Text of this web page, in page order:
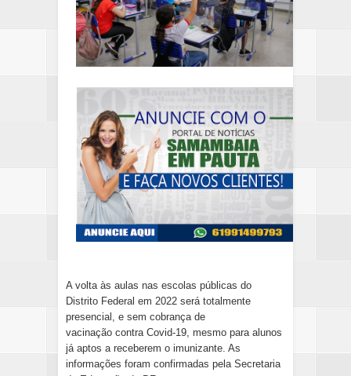
A volta às aulas nas escolas públicas do
Distrito Federal em 2022 será totalmente
presencial, e sem cobrança de
vacinação contra Covid-19 , mesmo para alunos
já aptos a receberem o imunizante. As
informações foram confirmadas pela Secretaria